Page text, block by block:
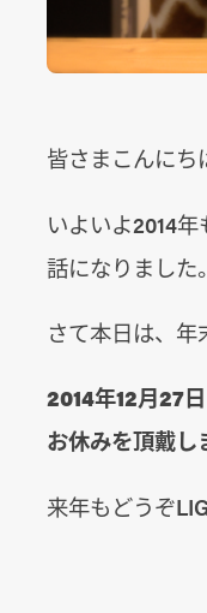
皆さまこんにち
いよいよ2014
話になりました
さて本日は、
2014年12月27
お休みを頂戴し
来年もどうぞ